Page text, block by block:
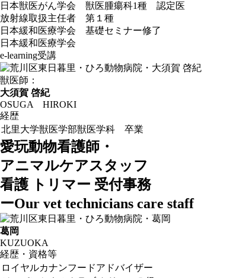
日本獣医がん学会 獣医腫瘍科1種 認定医
放射線取扱主任者 第１種
日本緩和医療学会 基礎セミナー修了
日本緩和医療学会
e-learning受講
獣医師：
大須賀 啓紀
OSUGA HIROKI
経歴
北里大学獣医学部獣医学科 卒業
愛玩動物看護師・
アニマルケアスタッフ
看護 トリマー 受付事務
ーOur vet technicians care staff
葛岡
KUZUOKA
経歴・資格等
ロイヤルカナンフードアドバイザー